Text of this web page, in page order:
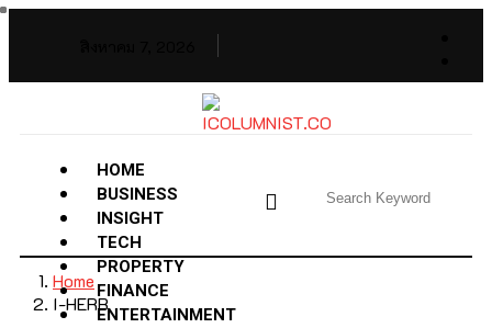
HOME
BUSINESS
INSIGHT
TECH
PROPERTY
FINANCE
ENTERTAINMENT
Home
I-HERB